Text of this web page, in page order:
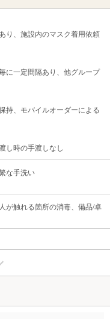
り、施設内のマスク着用依頼
に一定間隔あり、他グループ
持、モバイルオーダーによる
し時の手渡しなし
な手洗い
が触れる箇所の消毒、備品/卓